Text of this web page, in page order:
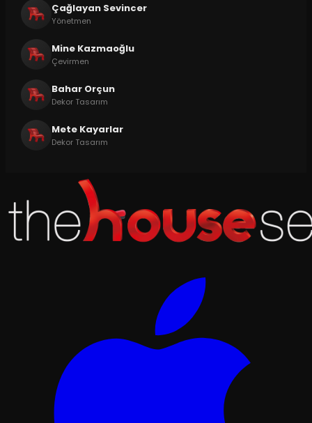
Çağlayan Sevincer
Yönetmen
Mine Kazmaoğlu
Çevirmen
Bahar Orçun
Dekor Tasarım
Mete Kayarlar
Dekor Tasarım